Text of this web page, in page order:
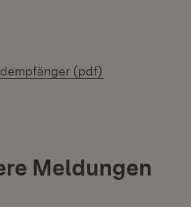
(pdf)
Meldungen